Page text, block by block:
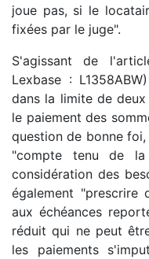
joue pas, si le
fixées par le juge".
S'agissant de
Lexbase :
dans la limite de
le paiement des
question de bonne
"compte tenu de
considération des
également "prescrire
aux échéances
réduit qui ne peut
les paiements